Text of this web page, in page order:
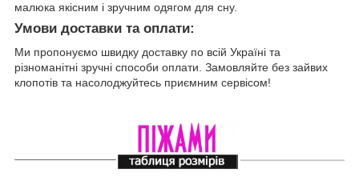
малюка якісним і зручним одягом для сну.
Умови доставки та оплати:
Ми пропонуємо швидку доставку по всій Україні та
різноманітні зручні способи оплати. Замовляйте без зайвих
клопотів та насолоджуйтесь приємним сервісом!